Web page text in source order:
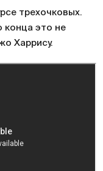
трехочковых.
конца это не
Харрису.